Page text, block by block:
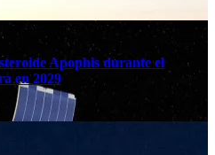
Apophis durante el
en 2029